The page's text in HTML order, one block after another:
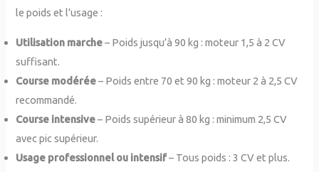
le poids et l’usage :
Utilisation marche– Poids jusqu’à 90 kg : moteur 1,5 à 2 CV
suffisant.
Course modérée– Poids entre 70 et 90 kg : moteur 2 à 2,5 CV
recommandé.
Course intensive– Poids supérieur à 80 kg : minimum 2,5 CV
avec pic supérieur.
Usage professionnel ou intensif– Tous poids : 3 CV et plus.